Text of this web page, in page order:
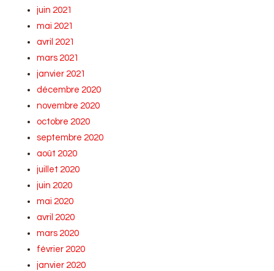
juin 2021
mai 2021
avril 2021
mars 2021
janvier 2021
décembre 2020
novembre 2020
octobre 2020
septembre 2020
août 2020
juillet 2020
juin 2020
mai 2020
avril 2020
mars 2020
février 2020
janvier 2020